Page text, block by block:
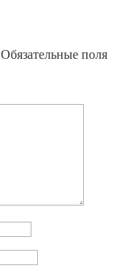
Обязательные поля